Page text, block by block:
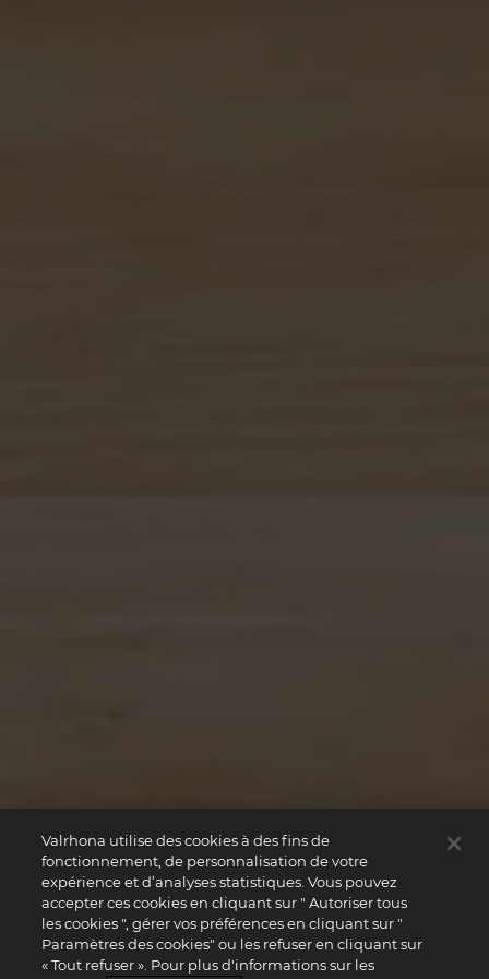
Valrhona utilise des cookies à des fins de
fonctionnement, de personnalisation de votre
expérience et d’analyses statistiques. Vous pouvez
accepter ces cookies en cliquant sur " Autoriser tous
les cookies ", gérer vos préférences en cliquant sur "
Paramètres des cookies" ou les refuser en cliquant sur
« Tout refuser ». Pour plus d'informations sur les